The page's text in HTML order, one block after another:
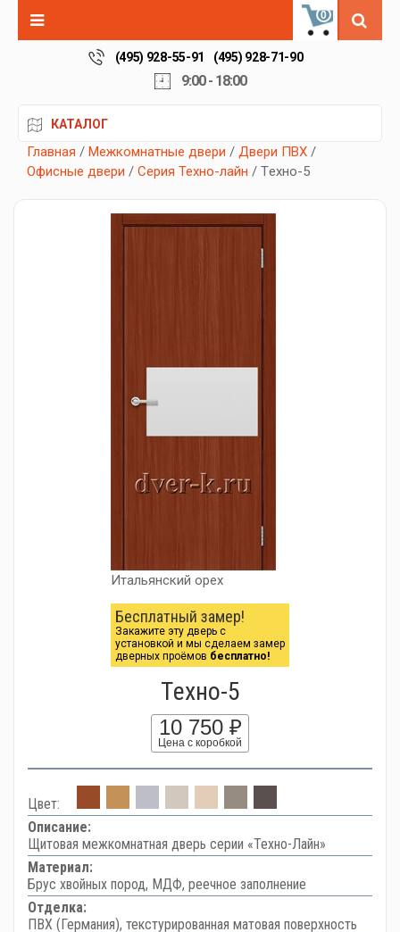
0
(495) 928-55-91 (495) 928-71-90
9:00 - 18:00
КАТАЛОГ
Главная / Межкомнатные двери / Двери ПВХ /
Офисные двери / Серия Техно-лайн / Tехно-5
Итальянский орех
Бесплатный замер!
Закажите эту дверь с
установкой и мы сделаем замер
дверных проёмов бесплатно!
Tехно-5
10 750 ₽
Цена с коробкой
Цвет:
Описание:
Щитовая межкомнатная дверь серии «Техно-Лайн»
Материал:
Брус хвойных пород, МДФ, реечное заполнение
Отделка:
ПВХ (Германия), текстурированная матовая поверхность